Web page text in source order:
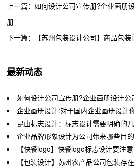
上一篇：如何设计公司宣传册?企业画册
册
下一篇：【苏州包装设计公司】商品包
最新动态
如何设计公司宣传册?企业画册设计
企业画册设计:对于国内企业画册设计
昆山标志设计：标志设计需要明确的几
企业品牌形象设计为公司带来哪些目的
【快餐logo】快餐logo标志设计要注意
【包装设计】苏州农产品公司包装存